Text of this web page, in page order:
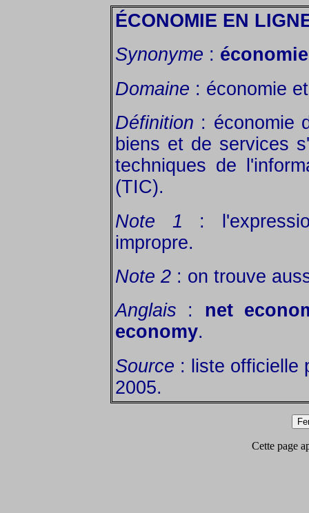
ÉCONOMIE EN
Synonyme :
Domaine : économie
Définition : économie
biens et de services
techniques de
(TIC).
Note 1 :
impropre.
Note 2 : on trouve
Anglais : net
economy.
Source : liste officielle
2005.
Cette page